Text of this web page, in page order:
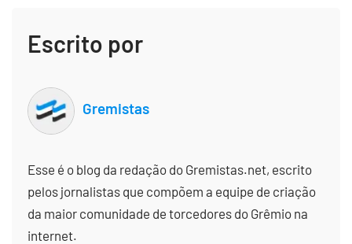
Escrito por
Gremistas
Esse é o blog da redação do Gremistas.net, escrito
pelos jornalistas que compõem a equipe de criação
da maior comunidade de torcedores do Grêmio na
internet.